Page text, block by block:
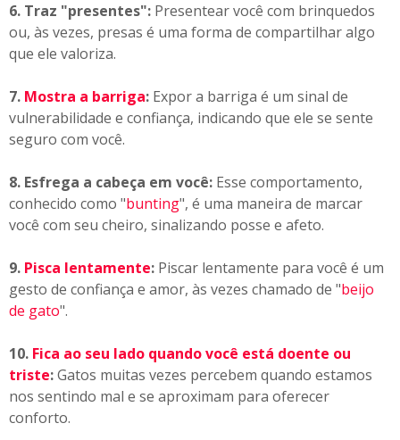
6. Traz "presentes": Presentear você com brinquedos
ou, às vezes, presas é uma forma de compartilhar algo
que ele valoriza.
7. Mostra a barriga: Expor a barriga é um sinal de
vulnerabilidade e confiança, indicando que ele se sente
seguro com você.
8. Esfrega a cabeça em você: Esse comportamento,
conhecido como "bunting", é uma maneira de marcar
você com seu cheiro, sinalizando posse e afeto.
9. Pisca lentamente: Piscar lentamente para você é um
gesto de confiança e amor, às vezes chamado de "beijo
de gato".
10. Fica ao seu lado quando você está doente ou
triste:Gatos muitas vezes percebem quando estamos
nos sentindo mal e se aproximam para oferecer
conforto.